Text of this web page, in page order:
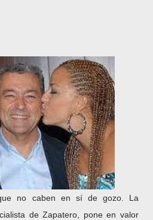
no caben en sí de gozo. La
de Zapatero, pone en valor